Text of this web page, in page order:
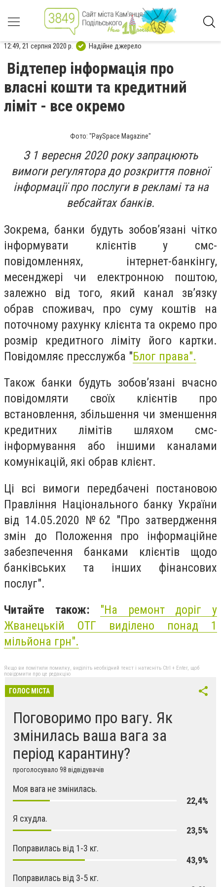
12:49, 21 серпня 2020 р. Надійне джерело
Відтепер інформація про
власні кошти та кредитний
ліміт - все окремо
Фото: "PaySpace Magazine"
З 1 вересня 2020 року запрацюють
вимоги регулятора до розкриття повної
інформації про послуги в рекламі та на
вебсайтах банків.
Зокрема, банки будуть зобов’язані чітко
інформувати клієнтів у смс-
повідомленнях, інтернет-банкінгу,
месенджері чи електронною поштою,
залежно від того, який канал зв’язку
обрав споживач, про суму коштів на
поточному рахунку клієнта та окремо про
розмір кредитного ліміту його картки.
Повідомляє пресслужба "Блог права".
Також банки будуть зобов’язані вчасно
повідомляти своїх клієнтів про
встановлення, збільшення чи зменшення
кредитних лімітів шляхом смс-
інформування або іншими каналами
комунікацій, які обрав клієнт.
Ці всі вимоги передбачені постановою
Правління Національного банку України
від 14.05.2020 №62 "Про затвердження
змін до Положення про інформаційне
забезпечення банками клієнтів щодо
банківських та інших фінансових
послуг".
Читайте також: "На ремонт доріг у
Жванецькій ОТГ виділено понад 1
мільйона грн".
Якщо ви помітили помилку, виділіть необхідний текст і натисніть Ctrl + Enter, щоб
повідомити про це редакцію
ГОЛОС МІСТА
Поговоримо про вагу. Як
змінилась ваша вага за
період карантину?
проголосувало 98 відвідувачів
Моя вага не змінилась.
22,4%
Я схудла.
23,5%
Поправилась від 1-3 кг.
43,9%
Поправилась від 3-5 кг.